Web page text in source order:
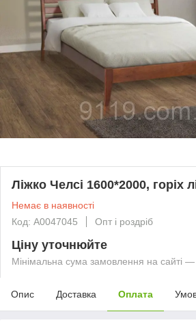
Ліжко Челсі 1600*2000, горіх
Немає в наявності
Код: А0047045
Опт і роздріб
Ціну уточнюйте
Мінімальна сума замовлення на сайті
Опис Доставка Оплата